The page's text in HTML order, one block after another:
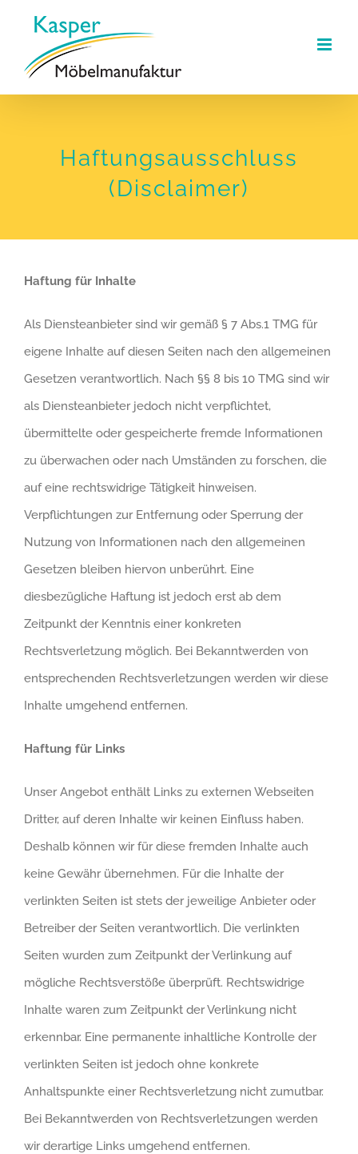
springen
Haftungsausschluss
(Disclaimer)
Haftung für Inhalte
Als Diensteanbieter sind wir gemäß § 7 Abs.1 TMG für
eigene Inhalte auf diesen Seiten nach den allgemeinen
Gesetzen verantwortlich. Nach §§ 8 bis 10 TMG sind wir
als Diensteanbieter jedoch nicht verpflichtet,
übermittelte oder gespeicherte fremde Informationen
zu überwachen oder nach Umständen zu forschen, die
auf eine rechtswidrige Tätigkeit hinweisen.
Verpflichtungen zur Entfernung oder Sperrung der
Nutzung von Informationen nach den allgemeinen
Gesetzen bleiben hiervon unberührt. Eine
diesbezügliche Haftung ist jedoch erst ab dem
Zeitpunkt der Kenntnis einer konkreten
Rechtsverletzung möglich. Bei Bekanntwerden von
entsprechenden Rechtsverletzungen werden wir diese
Inhalte umgehend entfernen.
Haftung für Links
Unser Angebot enthält Links zu externen Webseiten
Dritter, auf deren Inhalte wir keinen Einfluss haben.
Deshalb können wir für diese fremden Inhalte auch
keine Gewähr übernehmen. Für die Inhalte der
verlinkten Seiten ist stets der jeweilige Anbieter oder
Betreiber der Seiten verantwortlich. Die verlinkten
Seiten wurden zum Zeitpunkt der Verlinkung auf
mögliche Rechtsverstöße überprüft. Rechtswidrige
Inhalte waren zum Zeitpunkt der Verlinkung nicht
erkennbar. Eine permanente inhaltliche Kontrolle der
verlinkten Seiten ist jedoch ohne konkrete
Anhaltspunkte einer Rechtsverletzung nicht zumutbar.
Bei Bekanntwerden von Rechtsverletzungen werden
wir derartige Links umgehend entfernen.